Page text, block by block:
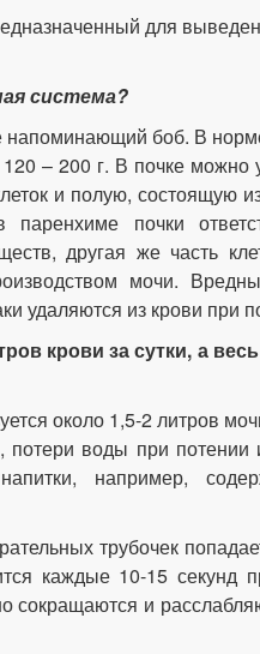
для
система?
боб. В
– 200 г. В почке можно
и полую, состоящую
паренхиме почки
другая же часть
мочи.
удаляются из крови
крови за сутки, а
около 1,5-2 литров
потери воды при
например,
трубочек
каждые 10-15 секунд
сокращаются и